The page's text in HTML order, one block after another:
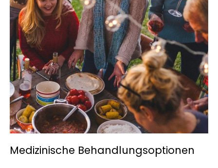
Medizinische Behandlungsoptionen